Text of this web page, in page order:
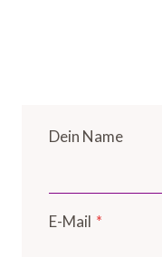
Dein Name
E-Mail *